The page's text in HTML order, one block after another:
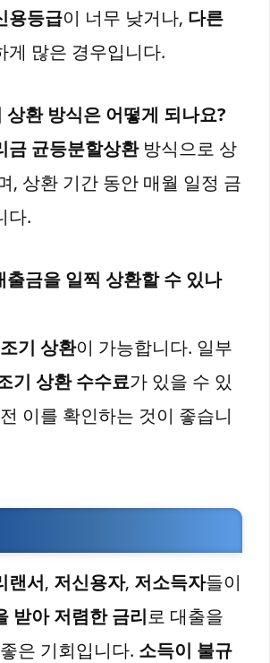
용등급이 너무 낮거나, 다른
게 많은 경우입니다.
상환 방식은 어떻게 되나요?
금 균등분할상환방식으로 상
, 상환 기간 동안 매월 일정 금
다.
출금을 일찍 상환할 수 있나
조기 상환이 가능합니다. 일부
기 상환 수수료가 있을 수 있
이를 확인하는 것이 좋습니
랜서, 저신용자, 저소득자들이
받아 저렴한 금리로 대출을
은 기회입니다. 소득이 불규